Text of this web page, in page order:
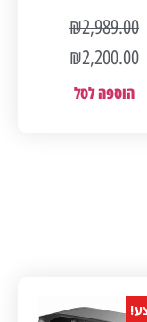
₪2,989.00
₪2,200.00
הוספה לסל